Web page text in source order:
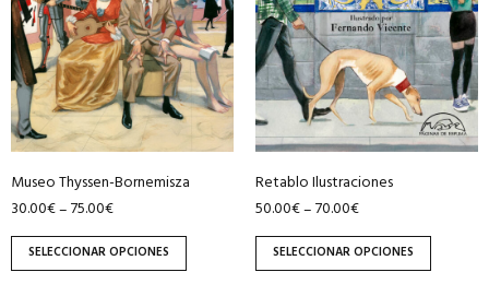
Museo Thyssen-Bornemisza
30.00€–75.00€
SELECCIONAR OPCIONES
Las
opciones
se
pueden
elegir
en
la
página
de
producto
Retablo Ilustraciones
50.00€–70.00€
SELECCIONAR OPCIONES
Las
opciones
se
pueden
elegir
en
la
página
de
producto